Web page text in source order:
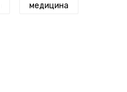
медицина